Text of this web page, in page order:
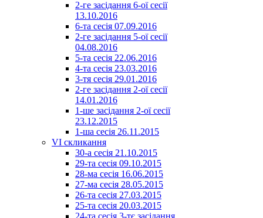
2-ге засідання 6-ої сесії
13.10.2016
6-та сесія 07.09.2016
2-ге засідання 5-ої сесії
04.08.2016
5-та сесія 22.06.2016
4-та сесія 23.03.2016
3-тя сесія 29.01.2016
2-ге засідання 2-ої сесії
14.01.2016
1-ше засідання 2-ої сесії
23.12.2015
1-ша сесія 26.11.2015
VI скликання
30-а сесія 21.10.2015
29-та сесія 09.10.2015
28-ма сесія 16.06.2015
27-ма сесія 28.05.2015
26-та сесія 27.03.2015
25-та сесія 20.03.2015
24-та сесія 3-тє засідання